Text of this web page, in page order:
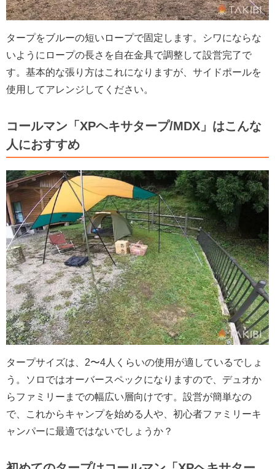
タープをブルーの短いロープで固定します。シワにならな
いようにロープの長さを自在金具で調整して設営完了で
す。基本的な張り方はこれになりますが、サイドポールを
使用してアレンジしてください。
コールマン「XPヘキサタープ/MDX」はこんな
人におすすめ
タープサイズは、2〜4人くらいの使用が適しているでしょ
う。ソロではオーバースペックになりますので、デュオか
らファミリーまでの幅広い層向けです。設営が簡単なの
で、これからキャンプを始める人や、初心者ファミリーキ
ャンパーに最適ではないでしょうか？